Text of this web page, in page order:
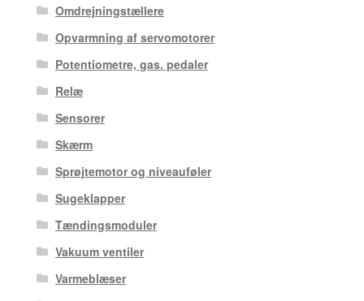
Omdrejningstællere
Opvarmning af servomotorer
Potentiometre, gas. pedaler
Relæ
Sensorer
Skærm
Sprøjtemotor og niveauføler
Sugeklapper
Tændingsmoduler
Vakuum ventiler
Varmeblæser